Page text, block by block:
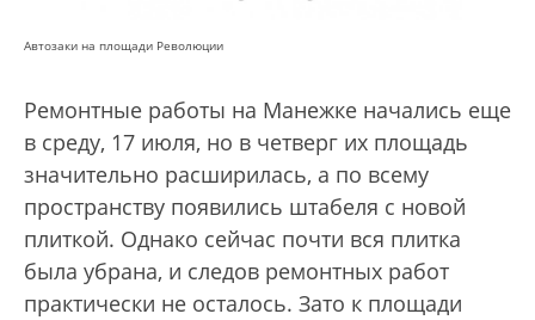
Автозаки на площади Революции
Ремонтные работы на Манежке начались еще
в среду, 17 июля, но в четверг их площадь
значительно расширилась, а по всему
пространству появились штабеля с новой
плиткой. Однако сейчас почти вся плитка
была убрана, и следов ремонтных работ
практически не осталось. Зато к площади